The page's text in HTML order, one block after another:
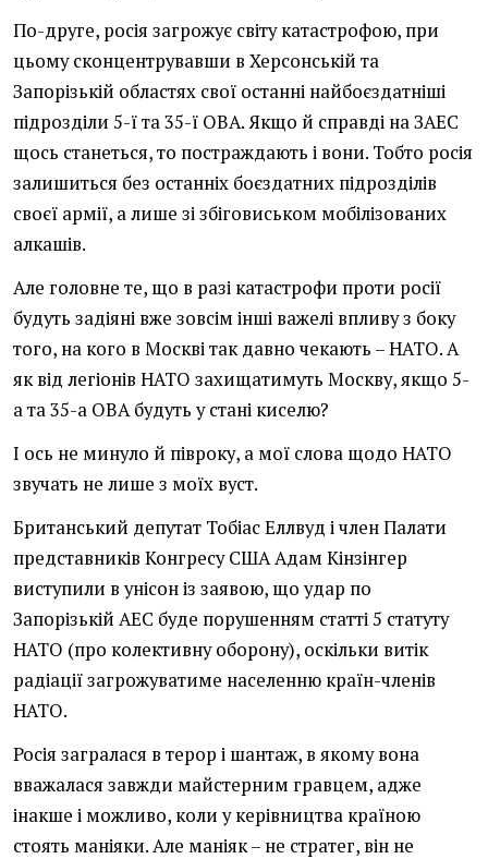
По-друге, росія загрожує світу катастрофою, при
цьому сконцентрувавши в Херсонській та
Запорізькій областях свої останні найбоєздатніші
підрозділи 5-ї та 35-ї ОВА. Якщо й справді на ЗАЕС
щось станеться, то постраждають і вони. Тобто росія
залишиться без останніх боєздатних підрозділів
своєї армії, а лише зі збіговиськом мобілізованих
алкашів.
Але головне те, що в разі катастрофи проти росії
будуть задіяні вже зовсім інші важелі впливу з боку
того, на кого в Москві так давно чекають – НАТО. А
як від легіонів НАТО захищатимуть Москву, якщо 5-
а та 35-а ОВА будуть у стані киселю?
І ось не минуло й півроку, а мої слова щодо НАТО
звучать не лише з моїх вуст.
Британський депутат Тобіас Еллвуд і член Палати
представників Конгресу США Адам Кінзінгер
виступили в унісон із заявою, що удар по
Запорізькій АЕС буде порушенням статті 5 статуту
НАТО (про колективну оборону), оскільки витік
радіації загрожуватиме населенню країн-членів
НАТО.
Росія загралася в терор і шантаж, в якому вона
вважалася завжди майстерним гравцем, адже
інакше і можливо, коли у керівництва країною
стоять маніяки. Але маніяк – не стратег, він не